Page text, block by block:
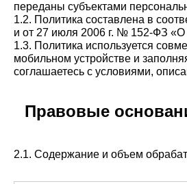
переданы субъектами
1.2. Политика составлена в
и от 27 июля 2006 г. № 152-ФЗ
1.3. Политика используется
мобильном устройстве и
соглашаетесь с условиями,
Правовые
2.1. Содержание и объем